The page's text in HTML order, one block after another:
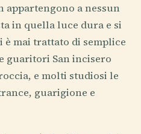
appartengono a nessun
in quella luce dura e si
è mai trattato di semplice
guaritori San incisero
e molti studiosi le
guarigione e